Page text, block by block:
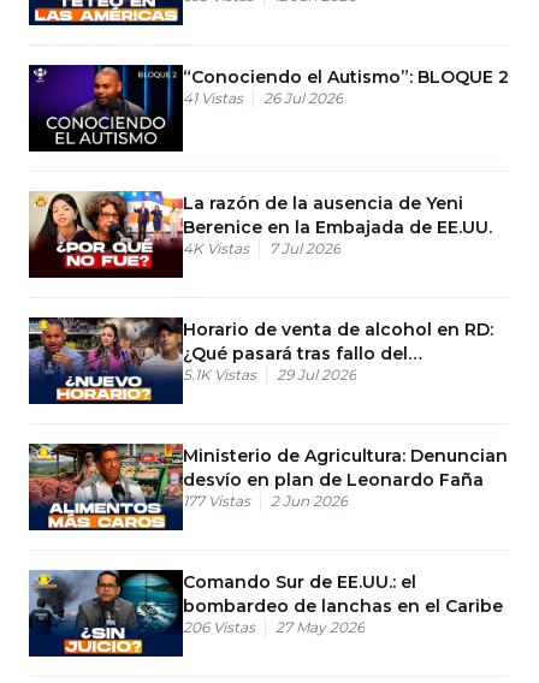
“Conociendo el Autismo”: BLOQUE 2
41 Vistas 26 Jul 2026
La razón de la ausencia de Yeni
Berenice en la Embajada de EE.UU.
4K Vistas 7 Jul 2026
Horario de venta de alcohol en RD:
¿Qué pasará tras fallo del
Constitucional?
5.1K Vistas 29 Jul 2026
Ministerio de Agricultura: Denuncian
desvío en plan de Leonardo Faña
177 Vistas 2 Jun 2026
Comando Sur de EE.UU.: el
bombardeo de lanchas en el Caribe
206 Vistas 27 May 2026